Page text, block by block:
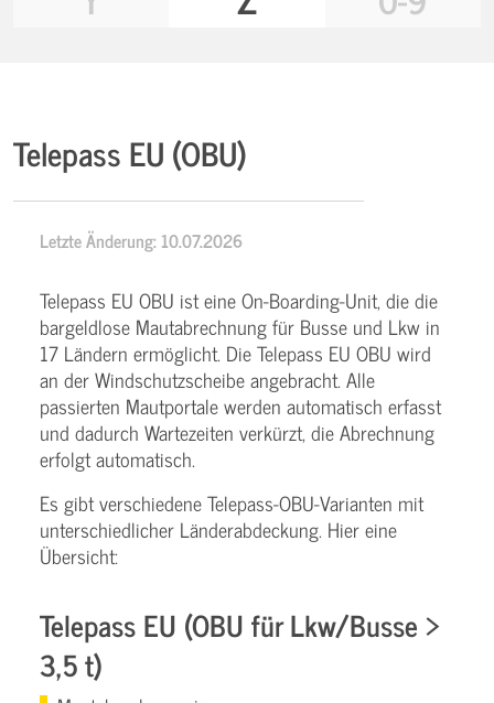
Telepass EU (OBU)
Letzte Änderung: 10.07.2026
Telepass EU OBU ist eine On-Boarding-Unit, die die
bargeldlose Mautabrechnung für Busse und Lkw in
17 Ländern ermöglicht. Die Telepass EU OBU wird
an der Windschutzscheibe angebracht. Alle
passierten Mautportale werden automatisch erfasst
und dadurch Wartezeiten verkürzt, die Abrechnung
erfolgt automatisch.
Es gibt verschiedene Telepass-OBU-Varianten mit
unterschiedlicher Länderabdeckung. Hier eine
Übersicht:
Telepass EU (OBU für Lkw/Busse >
3,5 t)